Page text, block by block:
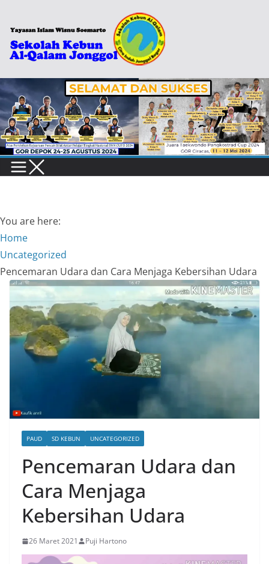
content
You are here:
Home
Uncategorized
Pencemaran Udara dan Cara Menjaga Kebersihan Udara
PAUD SD KEBUN UNCATEGORIZED
Pencemaran Udara dan
Cara Menjaga
Kebersihan Udara
26 Maret 2021 Puji Hartono